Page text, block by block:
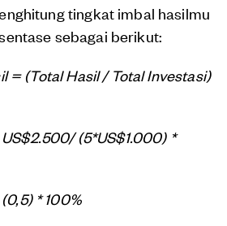
tingkat imbal hasilmu
sebagai berikut:
= (Total Hasil / Total Investasi)
US$2.500/ (5*US$1.000) *
100%